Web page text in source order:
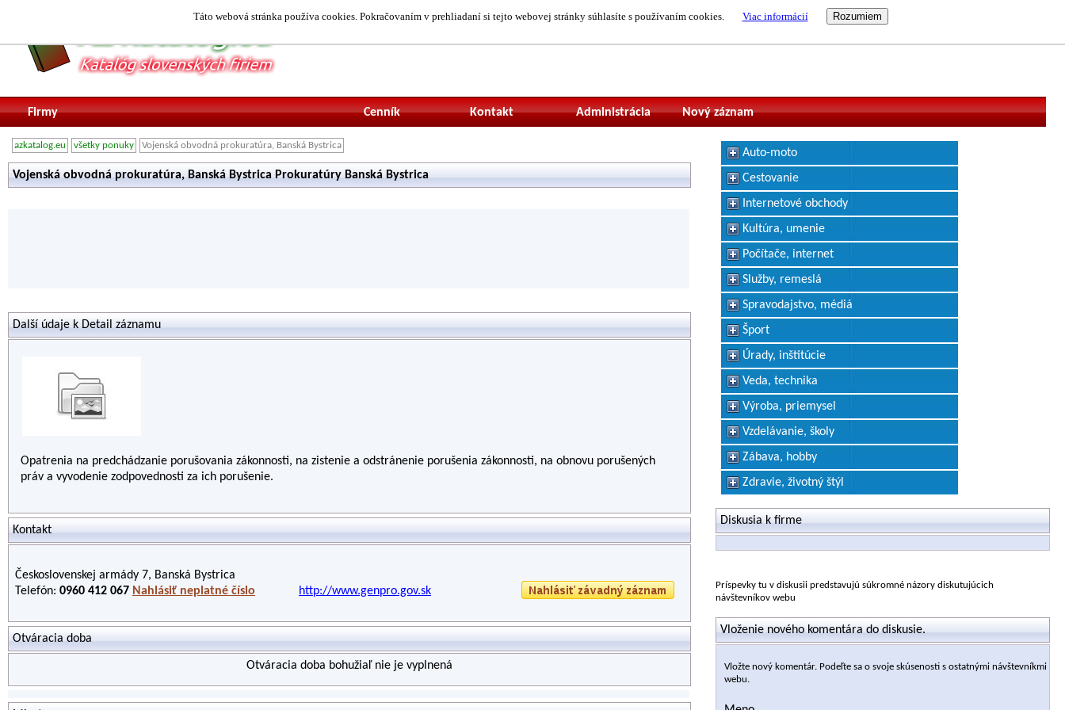
Táto webová stránka používa cookies. Pokračovaním v prehliadaní si tejto webovej stránky súhlasíte s používaním cookies. Viac informácií
Firmy Nový záznam
Administrácia
Kontakt
Cenník
azkatalog.eu všetky ponuky Vojenská obvodná prokuratúra, Banská Bystrica
Vojenská obvodná prokuratúra, Banská Bystrica Prokuratúry Banská Bystrica
Další údaje k Detail záznamu
Opatrenia na predchádzanie porušovania zákonnosti, na zistenie a odstránenie porušenia zákonnosti, na obnovu porušených
práv a vyvodenie zodpovednosti za ich porušenie.
Kontakt
Československej armády 7, Banská Bystrica
Telefón: 0960 412 067 Nahlásiť neplatné číslo http://www.genpro.gov.sk
Otváracia doba
Otváracia doba bohužiaľ nie je vyplnená
Auto-moto
Cestovanie
Internetové obchody
Kultúra, umenie
Počítače, internet
Služby, remeslá
Spravodajstvo, médiá
Šport
Úrady, inštitúcie
Veda, technika
Výroba, priemysel
Vzdelávanie, školy
Zábava, hobby
Zdravie, životný štýl
Diskusia k firme
Príspevky tu v diskusii predstavujú súkromné názory diskutujúcich
návštevníkov webu
Vloženie nového komentára do diskusie.
Vložte nový komentár. Podeľte sa o svoje skúsenosti s ostatnými návštevníkmi
webu.